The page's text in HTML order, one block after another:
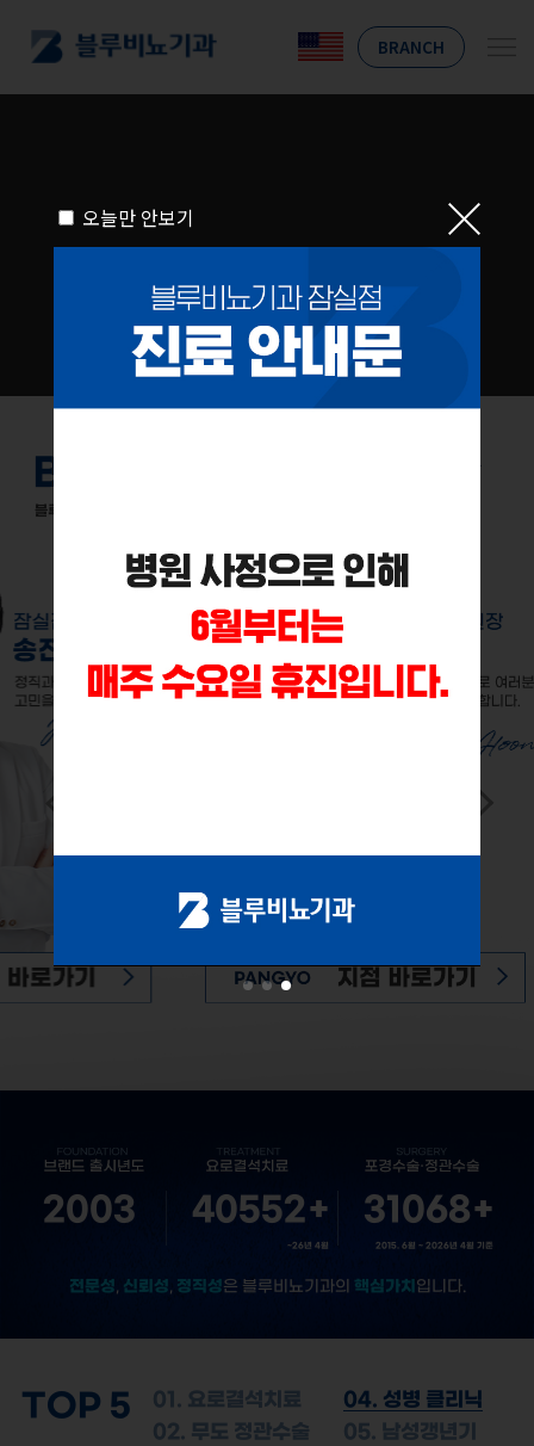
BRANCH
2003 40552+
~26년 4월
31068+
2015. 6월 ~ 2026년 4월 기준
전문성, 신뢰성 , 정직성은 블루비뇨기과의 핵심가치 입니다.
TOP 5
01. 요로결석치료
02. 무도 정관수술
04. 성병 클리닉
05. 남성갱년기
오늘만 안보기